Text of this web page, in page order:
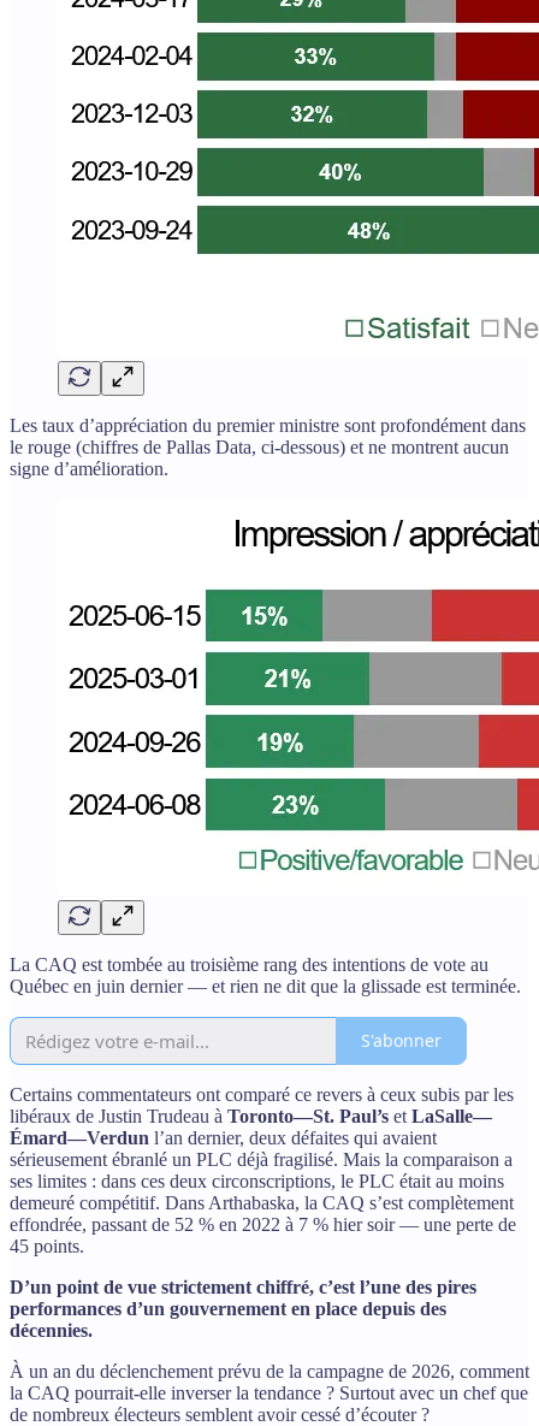
Les taux d’appréciation du premier ministre sont profondément dans
le rouge (chiffres de Pallas Data, ci-dessous) et ne montrent aucun
signe d’amélioration.
La CAQ est tombée au troisième rang des intentions de vote au
Québec en juin dernier — et rien ne dit que la glissade est terminée.
S'abonner
Certains commentateurs ont comparé ce revers à ceux subis par les
libéraux de Justin Trudeau à Toronto—St. Paul’s et LaSalle—
Émard—Verdun l’an dernier, deux défaites qui avaient
sérieusement ébranlé un PLC déjà fragilisé. Mais la comparaison a
ses limites : dans ces deux circonscriptions, le PLC était au moins
demeuré compétitif. Dans Arthabaska, la CAQ s’est complètement
effondrée, passant de 52 % en 2022 à 7 % hier soir — une perte de
45 points.
D’un point de vue strictement chiffré, c’est l’une des pires
performances d’un gouvernement en place depuis des
décennies.
À un an du déclenchement prévu de la campagne de 2026, comment
la CAQ pourrait-elle inverser la tendance ? Surtout avec un chef que
de nombreux électeurs semblent avoir cessé d’écouter ?